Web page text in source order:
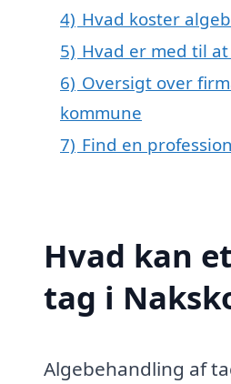
4) Hvad koster
5) Hvad er med til
6) Oversigt over
kommune
7) Find en
Hvad kan
tag i
Algebehandling af